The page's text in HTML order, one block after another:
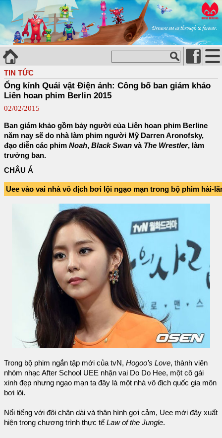
TIN TỨC
Ống kính Quái vật Điện ảnh: Công bố ban giám khảo
Liên hoan phim Berlin 2015
02/02/2015
Ban giám khảo gồm bảy người của Liên hoan phim Berline
năm nay sẽ do nhà làm phim người Mỹ Darren Aronofsky,
đạo diễn các phim Noah, Black Swan và The Wrestler, làm
trưởng ban.
CHÂU Á
Uee vào vai nhà vô địch bơi lội ngạo mạn trong bộ phim hài-
Trong bộ phim ngắn tập mới của tvN, Hogoo’s Love, thành viên
nhóm nhạc After School UEE nhận vai Do Do Hee, một cô gái
xinh đẹp nhưng ngạo mạn ta đây là một nhà vô địch quốc gia môn
bơi lội.
Nổi tiếng với đôi chân dài và thân hình gợi cảm, Uee mới đây xuất
hiện trong chương trình thực tế Law of the Jungle.